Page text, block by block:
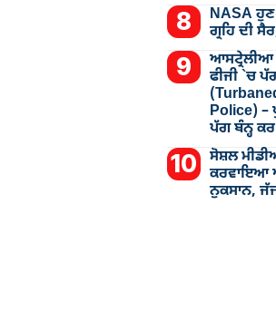
NASA ਹੁਣ
ਗ੍ਰਹਿ ਦੀ
ਆਸਟ੍ਰੇਲੀਆ
ਫੀਜੀ `ਚ
Police) –
ਪੱਗ ਬੰਨ੍ਹ
ਸੋਸ਼ਲ
ਕਰਵਾਇਆ
ਨੁਕਸਾਨ,